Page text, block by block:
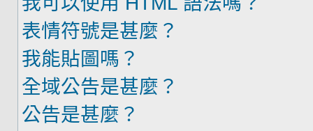
表情符號是甚麼？
我能貼圖嗎？
全域公告是甚麼？
公告是甚麼？